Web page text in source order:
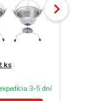
ks
expedícia 3-5 dní